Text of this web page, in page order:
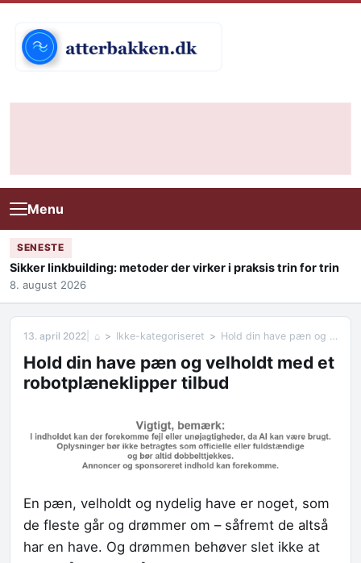
Menu
SENESTE
Sikker linkbuilding: metoder der virker i praksis trin for trin
8. august 2026
13. april 2022 ⌂ Ikke-kategoriseret Hold din have pæn og velholdt med et robotplæneklipper tilbud
Hold din have pæn og velholdt med et
robotplæneklipper tilbud
En pæn, velholdt og nydelig have er noget, som
de fleste går og drømmer om – såfremt de altså
har en have. Og drømmen behøver slet ikke at